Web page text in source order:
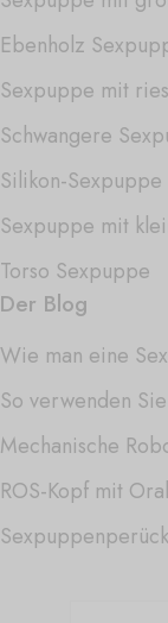
Ebenholz
Sexpuppe mit
Schwangere
Silikon-Sexpuppe
Sexpuppe mit
Torso Sexpuppe
Der Blog
Wie man eine
So verwenden
Mechanische
ROS-Kopf mit